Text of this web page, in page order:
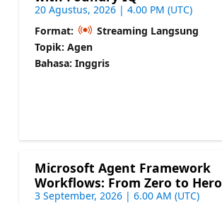
20 Agustus, 2026 | 4.00 PM (UTC)
Format:
Streaming Langsung
Topik: Agen
Bahasa: Inggris
Microsoft Agent Framework
Workflows: From Zero to Hero
3 September, 2026 | 6.00 AM (UTC)